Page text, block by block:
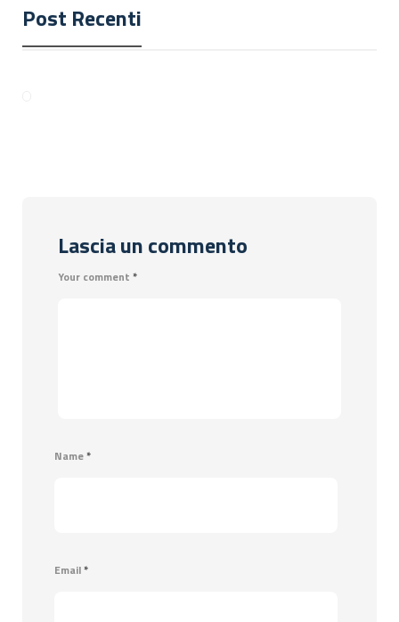
Post Recenti
Lascia un commento
Your comment *
Name*
Email*